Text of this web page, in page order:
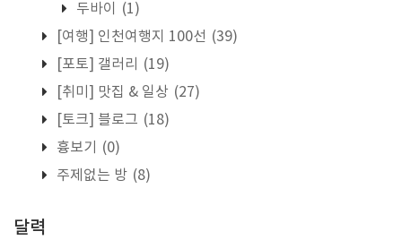
두바이
(1)
[여행] 인천여행지 100선 (39)
[포토] 갤러리
(19)
[취미] 맛집 & 일상 (27)
[토크] 블로그 (18)
흉보기
(0)
주제없는 방 (8)
달력